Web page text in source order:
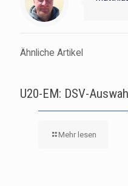
Ähnliche Artikel
U20-EM: DSV-
Mehr lesen